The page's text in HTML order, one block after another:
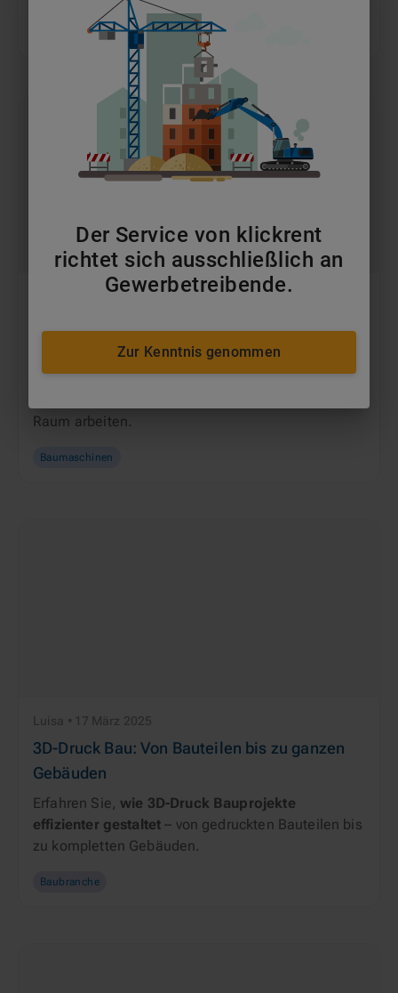
Baustelleneinrichtung
Luisa • 24 März 2025
Effizienz und Präzision für beengte
Platzverhältnisse
Erfahren Sie, wie Minibagger im Garten- und
Raum arbeiten.
Baumaschinen
Luisa • 17 März 2025
3D-Druck Bau: Von Bauteilen bis zu ganzen
Gebäuden
Erfahren Sie, wie 3D-Druck Bauprojekte
effizienter gestaltet – von gedruckten Bauteilen bis
zu kompletten Gebäuden.
Baubranche
Der Service von klickrent
richtet sich ausschließlich an
Gewerbetreibende.
Zur Kenntnis genommen